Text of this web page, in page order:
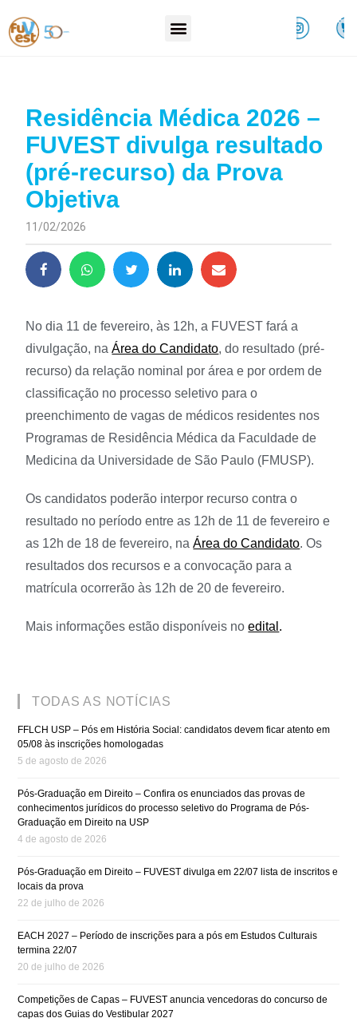
Residência Médica 2026 –
FUVEST divulga resultado
(pré-recurso) da Prova
Objetiva
11/02/2026
No dia 11 de fevereiro, às 12h, a FUVEST fará a
divulgação, naÁrea do Candidato, do resultado (pré-
recurso) da relação nominal por área e por ordem de
classificação no processo seletivo para o
preenchimento de vagas de médicos residentes nos
Programas de Residência Médica da Faculdade de
Medicina da Universidade de São Paulo (FMUSP).
Os candidatos poderão interpor recurso contra o
resultado no período entre as 12h de 11 de fevereiro e
as 12h de 18 de fevereiro, naÁrea do Candidato. Os
resultados dos recursos e a convocação para a
matrícula ocorrerão às 12h de 20 de fevereiro.
Mais informações estão disponíveis noedital .
TODAS AS NOTÍCIAS
FFLCH USP – Pós em História Social: candidatos devem ficar atento em
05/08 às inscrições homologadas
5 de agosto de 2026
Pós-Graduação em Direito – Confira os enunciados das provas de
conhecimentos jurídicos do processo seletivo do Programa de Pós-
Graduação em Direito na USP
4 de agosto de 2026
Pós-Graduação em Direito – FUVEST divulga em 22/07 lista de inscritos e
locais da prova
22 de julho de 2026
EACH 2027 – Período de inscrições para a pós em Estudos Culturais
termina 22/07
20 de julho de 2026
Competições de Capas – FUVEST anuncia vencedoras do concurso de
capas dos Guias do Vestibular 2027